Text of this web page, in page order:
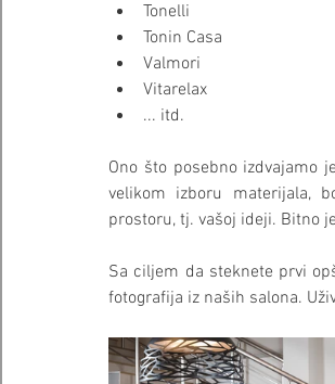
Tonelli
Tonin Casa
Valmori
Vitarelax
... itd.
Ono što posebno izdvajamo
velikom izboru materijala,
prostoru, tj. vašoj ideji. Bitno
Sa ciljem da steknete prvi
fotografija iz naših salona.